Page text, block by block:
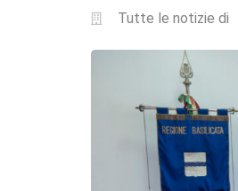
Tutte le notizie di